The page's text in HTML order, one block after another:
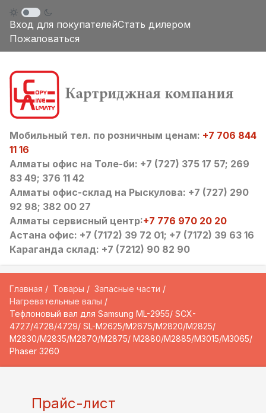
Вход для покупателейСтать дилером
Пожаловаться
Мобильный тел. по розничным ценам: +7 706 844
11 16
Алматы офис на Толе-би: +7 (727) 375 17 57; 269
83 49; 376 11 42
Алматы офис-склад на Рыскулова: +7 (727) 290
92 98; 382 00 27
Алматы сервисный центр:+7 776 970 20 20
Астана офис: +7 (7172) 39 72 01; +7 (7172) 39 63 16
Караганда склад: +7 (7212) 90 82 90
Главная Товары
Запасные части
Нагревательные валы
Тефлоновый вал для Samsung ML-2955/ SCX-
4727/4728/4729/ SL-M2625/M2675/M2820/M2825/
M2830/M2835/M2870/M2875/ M2880/M2885/M3015/M3065/
Phaser 3260
Прайс-лист